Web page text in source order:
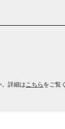
詳細は こちらをご覧